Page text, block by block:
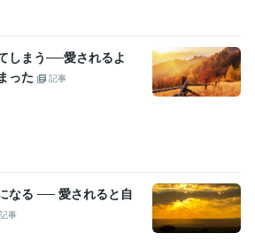
しまう──愛されるよ
った
記事
なる ── 愛されると自
記事